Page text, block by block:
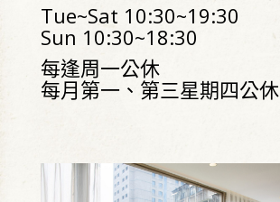
Tue~Sat 10:30~19:30
Sun 10:30~18:30
每逢周一公休
每月第一、第三星期四公休